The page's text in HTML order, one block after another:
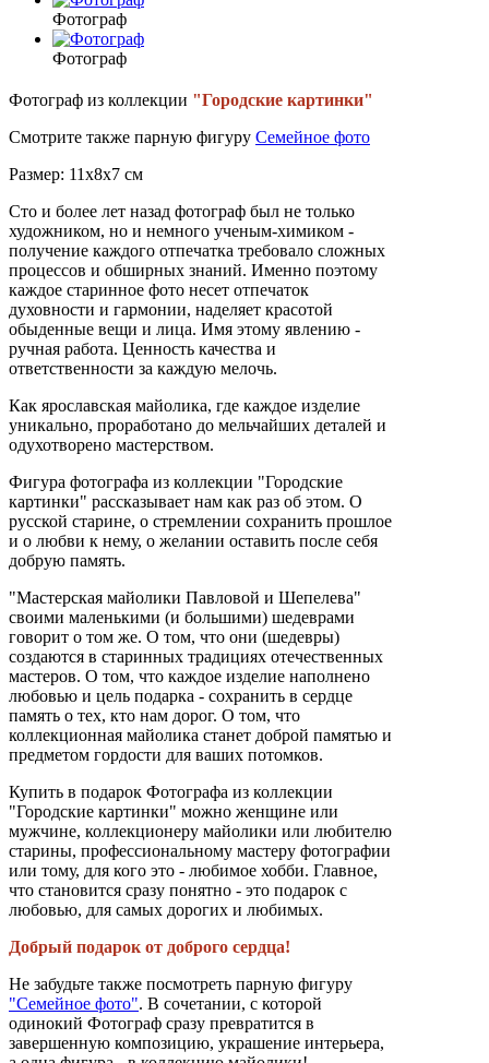
Фотограф
Фотограф
Фотограф из коллекции "Городские картинки"
Смотрите также парную фигуру Семейное фото
Размер: 11х8х7 см
Сто и более лет назад фотограф был не только
художником, но и немного ученым-химиком -
получение каждого отпечатка требовало сложных
процессов и обширных знаний. Именно поэтому
каждое старинное фото несет отпечаток
духовности и гармонии, наделяет красотой
обыденные вещи и лица. Имя этому явлению -
ручная работа. Ценность качества и
ответственности за каждую мелочь.
Как ярославская майолика, где каждое изделие
уникально, проработано до мельчайших деталей и
одухотворено мастерством.
Фигура фотографа из коллекции "Городские
картинки" рассказывает нам как раз об этом. О
русской старине, о стремлении сохранить прошлое
и о любви к нему, о желании оставить после себя
добрую память.
"Мастерская майолики Павловой и Шепелева"
своими маленькими (и большими) шедеврами
говорит о том же. О том, что они (шедевры)
создаются в старинных традициях отечественных
мастеров. О том, что каждое изделие наполнено
любовью и цель подарка - сохранить в сердце
память о тех, кто нам дорог. О том, что
коллекционная майолика станет доброй памятью и
предметом гордости для ваших потомков.
Купить в подарок Фотографа из коллекции
"Городские картинки" можно женщине или
мужчине, коллекционеру майолики или любителю
старины, профессиональному мастеру фотографии
или тому, для кого это - любимое хобби. Главное,
что становится сразу понятно - это подарок с
любовью, для самых дорогих и любимых.
Добрый подарок от доброго сердца!
Не забудьте также посмотреть парную фигуру
"Семейное фото". В сочетании, с которой
одинокий Фотограф сразу превратится в
завершенную композицию, украшение интерьера,